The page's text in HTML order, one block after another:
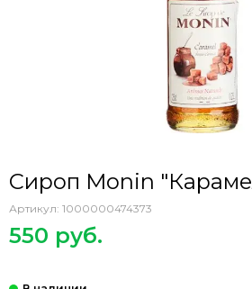
Сироп Monin
Артикул: 1000000474373
550 руб.